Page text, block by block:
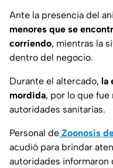
Ante la presencia del
menores que se
corriendo, mientras la
dentro del negocio.
Durante el altercado, la
mordida, por lo que fue
autoridades sanitarias.
Personal de Zoonosis
acudió para brindar
autoridades informaron